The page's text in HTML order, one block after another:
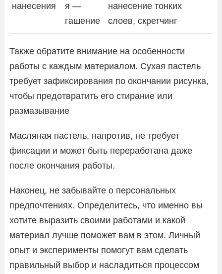
нанесения
я —
гашение
нанесение тонких
слоев, скретчинг
Также обратите внимание на особенности
работы с каждым материалом. Сухая пастель
требует зафиксирования по окончании рисунка,
чтобы предотвратить его стирание или
размазывание
Масляная пастель, напротив, не требует
фиксации и может быть переработана даже
после окончания работы.
Наконец, не забывайте о персональных
предпочтениях. Определитесь, что именно вы
хотите выразить своими работами и какой
материал лучше поможет вам в этом. Личный
опыт и эксперименты помогут вам сделать
правильный выбор и насладиться процессом